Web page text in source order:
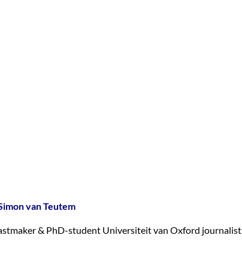
van Teutem
& PhD-student Universiteit van Oxford journalist